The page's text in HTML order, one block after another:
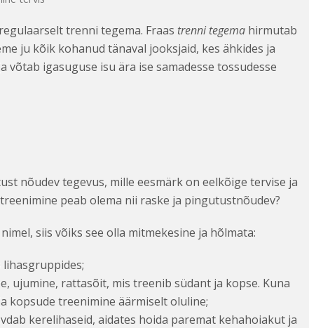
trenni tegema. Fraas trenni tegema hirmutab
ju kõik kohanud tänaval jooksjaid, kes ähkides ja
võtab igasuguse isu ära ise samadesse tossudesse
nõudev tegevus, mille eesmärk on eelkõige tervise ja
peab olema nii raske ja pingutustnõudev?
siis võiks see olla mitmekesine ja hõlmata:
ujumine, rattasõit, mis treenib südant ja kopse. Kuna
kopsude treenimine äärmiselt oluline;
kerelihaseid, aidates hoida paremat kehahoiakut ja